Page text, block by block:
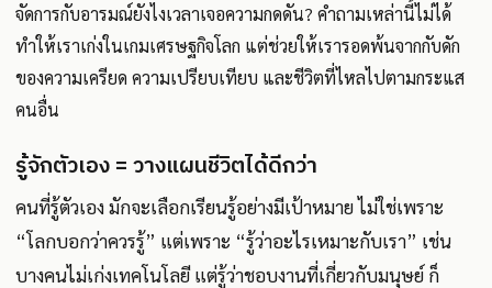
จัดการกับอารมณ์ยังไงเวลาเจอความกดดัน? คำถามเหล่านี้ไม่ได้
ทำให้เราเก่งในเกมเศรษฐกิจโลก แต่ช่วยให้เรารอดพ้นจากกับดัก
ของความเครียด ความเปรียบเทียบ และชีวิตที่ไหลไปตามกระแส
คนอื่น
รู้จักตัวเอง = วางแผนชีวิตได้ดีกว่า
คนที่รู้ตัวเอง มักจะเลือกเรียนรู้อย่างมีเป้าหมาย ไม่ใช่เพราะ
“โลกบอกว่าควรรู้” แต่เพราะ “รู้ว่าอะไรเหมาะกับเรา” เช่น
บางคนไม่เก่งเทคโนโลยี แต่รู้ว่าชอบงานที่เกี่ยวกับมนุษย์ ก็